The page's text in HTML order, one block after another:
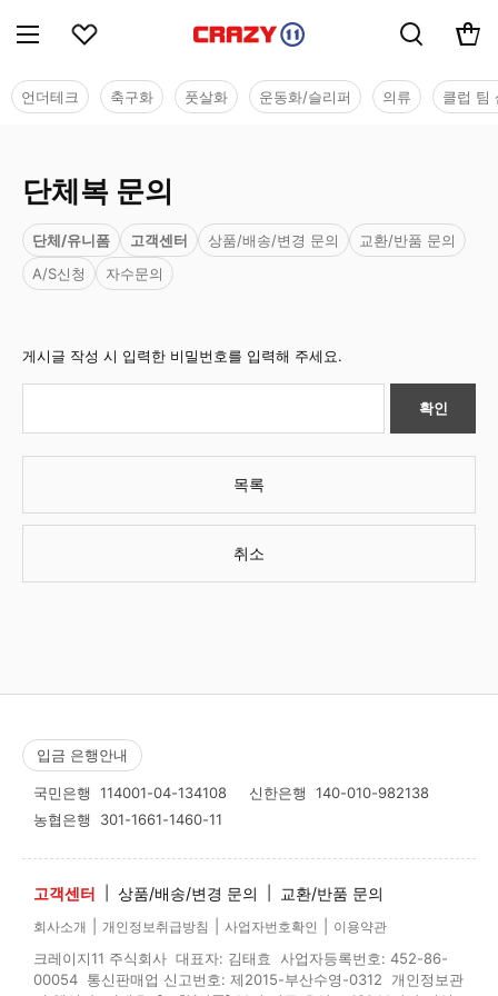
언더테크 축구화 풋살화 운동화/슬리퍼 의류 클럽 팀
단체복 문의
단체/유니폼 고객센터 상품/배송/변경 문의
교환/반품 문의
A/S신청
자수문의
게시글 작성 시 입력한 비밀번호를 입력해 주세요.
확인
목록
취소
입금 은행안내
국민은행 114001-04-134108 신한은행 140-010-982138
농협은행 301-1661-1460-11
고객센터 상품/배송/변경 문의 교환/반품 문의
회사소개 개인정보취급방침 사업자번호확인 이용약관
크레이지11 주식회사 대표자: 김태효 사업자등록번호: 452-86-
00054 통신판매업 신고번호: 제2015-부산수영-0312 개인정보관